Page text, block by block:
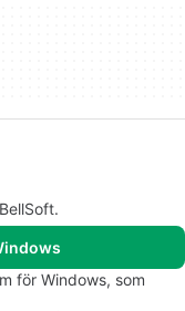
för Windows, som